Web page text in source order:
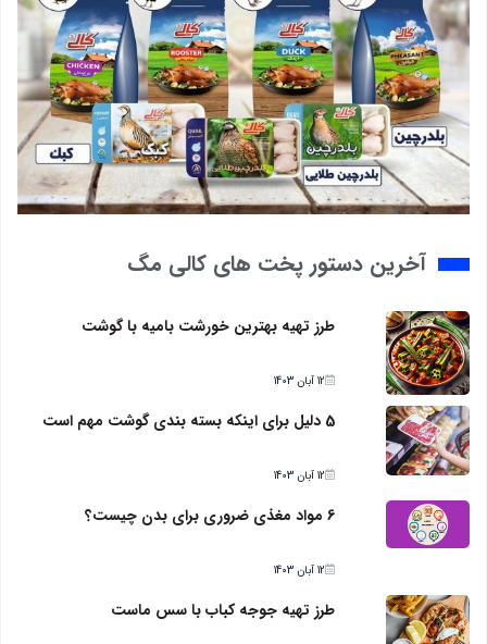
آخرین دستور پخت های کالی مگ
طرز تهیه بهترین خورشت بامیه با گوشت
12 آبان 1403
5 دلیل برای اینکه بسته بندی گوشت مهم است
12 آبان 1403
6 مواد مغذی ضروری برای بدن چیست؟
12 آبان 1403
طرز تهیه جوجه کباب با سس ماست